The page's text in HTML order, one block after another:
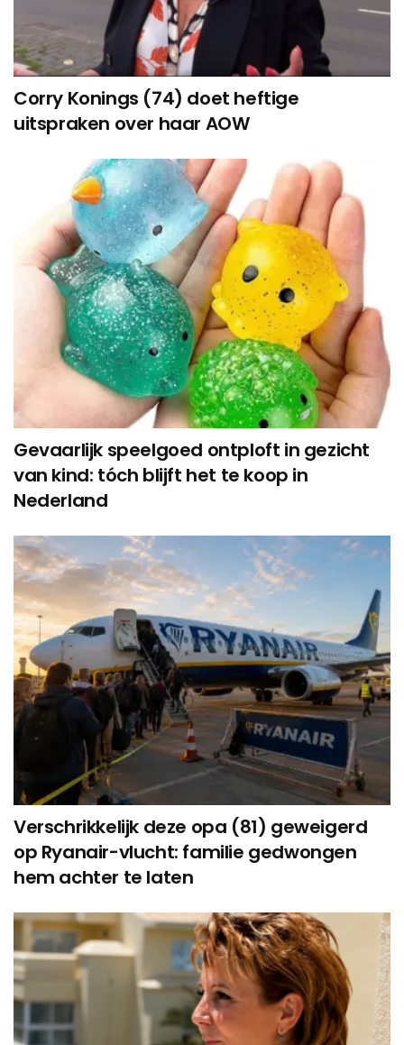
Corry Konings (74) doet heftige
uitspraken over haar AOW
Gevaarlijk speelgoed ontploft in gezicht
van kind: tóch blijft het te koop in
Nederland
Verschrikkelijk deze opa (81) geweigerd
op Ryanair-vlucht: familie gedwongen
hem achter te laten